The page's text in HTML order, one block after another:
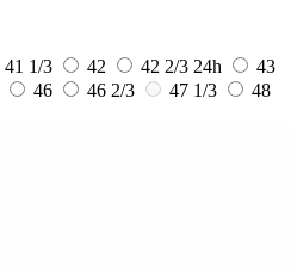
41 1/3 42 42 2/3 24h
43
46 46 2/3 47 1/3
48